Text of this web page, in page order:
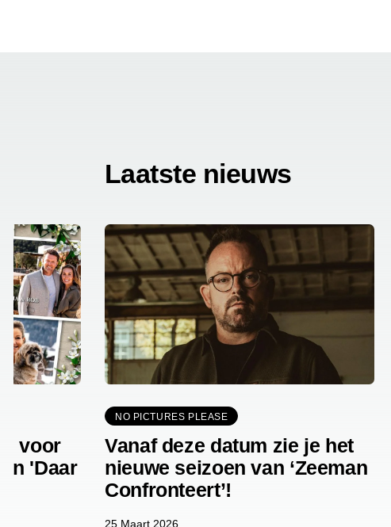
Laatste nieuws
voor
'Daar
NO PICTURES PLEASE
Vanaf deze datum zie je het
nieuwe seizoen van ‘Zeeman
Confronteert’!
25 Maart 2026